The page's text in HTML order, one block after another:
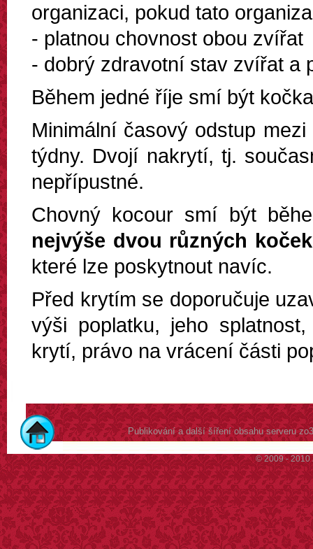
organizaci, pokud tato
- platnou chovnost obou zvířat
- dobrý zdravotní stav zvířat a
Během jedné říje smí být
Minimální časový odstup
týdny. Dvojí nakrytí, tj.
nepřípustné.
Chovný kocour smí být
nejvýše dvou různých koček
které lze poskytnout navíc.
Před krytím se doporučuje
výši poplatku, jeho
krytí, právo na vrácení části
Publikování a další šíření obsahu serveru
© 2009 - 2010